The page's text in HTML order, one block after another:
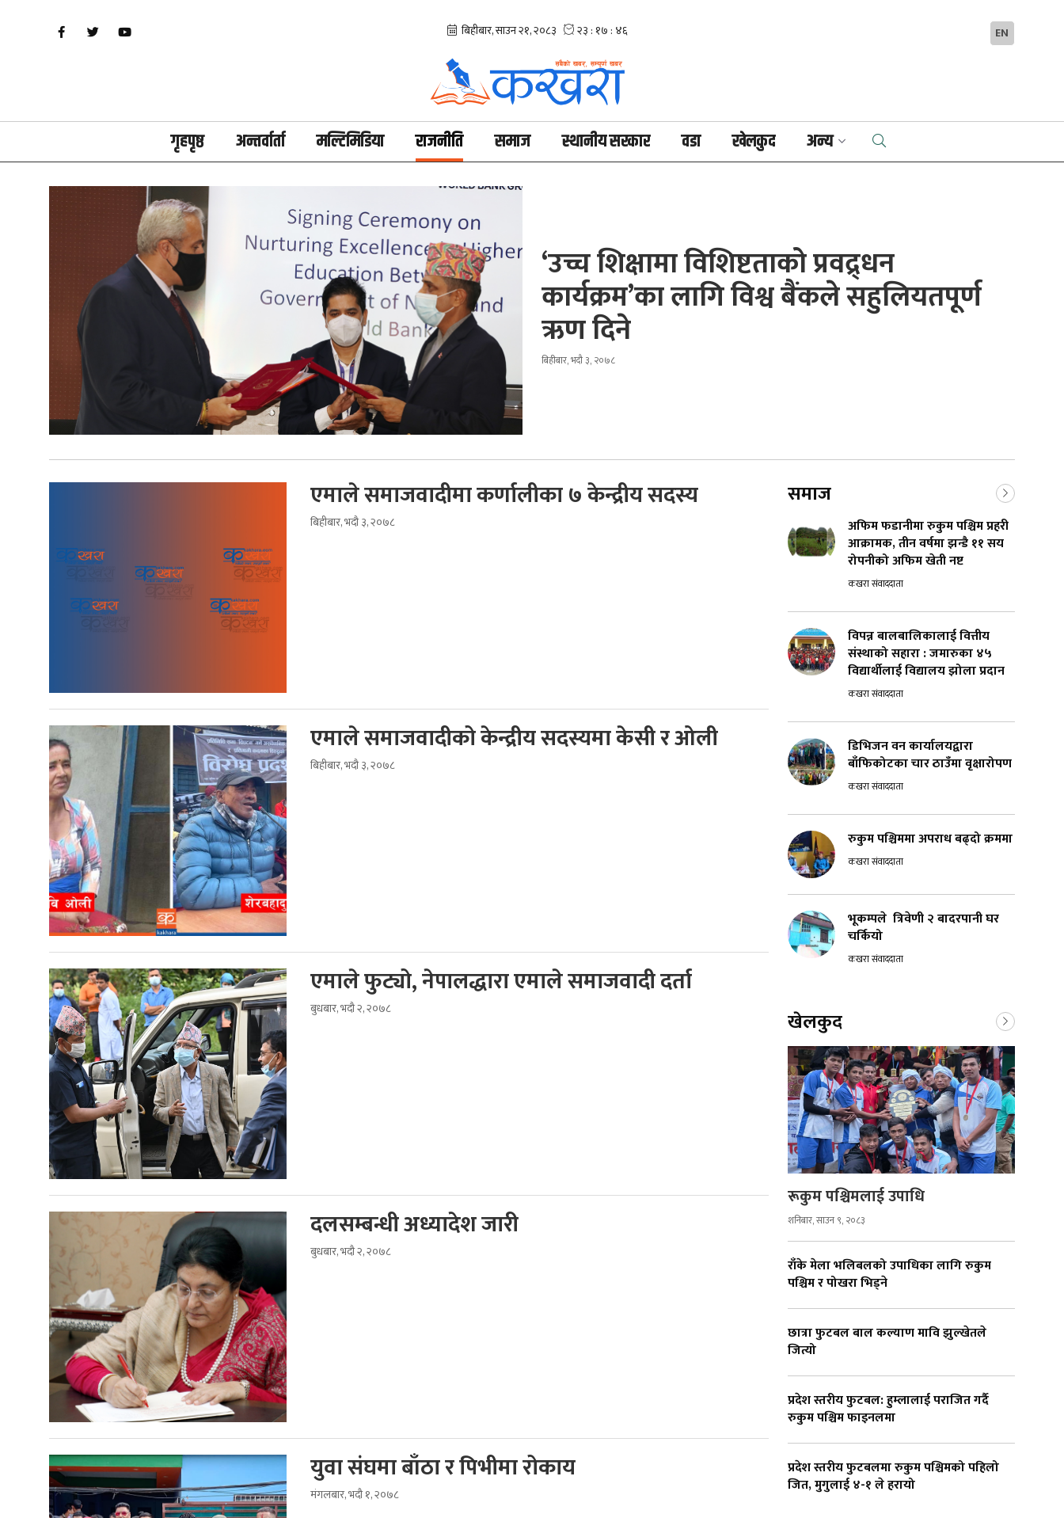
EN
गृहपृष्ठ अन्तर्वार्ता मल्टिमिडिया राजनीति समाज स्थानीय सरकार वडा खेलकुद अन्य
‘उच्च शिक्षामा विशिष्टताको प्रवद्र्धन
कार्यक्रम’का लागि विश्व बैंकले सहुलियतपूर्ण
ऋण दिने
बिहीबार, भदौ ३, २०७८
एमाले समाजवादीमा कर्णालीका ७ केन्द्रीय सदस्य
बिहीबार, भदौ ३, २०७८
एमाले समाजवादीको केन्द्रीय सदस्यमा केसी र ओली
बिहीबार, भदौ ३, २०७८
एमाले फुट्यो, नेपालद्धारा एमाले समाजवादी दर्ता
बुधबार, भदौ २, २०७८
दलसम्बन्धी अध्यादेश जारी
बुधबार, भदौ २, २०७८
युवा संघमा बाँठा र पिभीमा रोकाय
मंगलबार, भदौ १, २०७८
समाज
अफिम फडानीमा रुकुम पश्चिम प्रहरी
आक्रामक, तीन वर्षमा झन्डै ११ सय
रोपनीको अफिम खेती नष्ट
कखरा संवाददाता
विपन्न बालबालिकालाई वित्तीय
संस्थाको सहारा : जमारुका ४५
विद्यार्थीलाई विद्यालय झोला प्रदान
कखरा संवाददाता
डिभिजन वन कार्यालयद्वारा
बाँफिकोटका चार ठाउँमा वृक्षारोपण
कखरा संवाददाता
रुकुम पश्चिममा अपराध बढ्दो क्रममा
कखरा संवाददाता
भूकम्पले त्रिवेणी २ बादरपानी घर
चर्कियो
कखरा संवाददाता
खेलकुद
रूकुम पश्चिमलाई उपाधि
शनिबार, साउन ९, २०८३
राँके मेला भलिबलको उपाधिका लागि रुकुम
पश्चिम र पोखरा भिड्ने
छात्रा फुटबल बाल कल्याण मावि झुल्खेतले
जित्यो
प्रदेश स्तरीय फुटबल: हुम्लालाई पराजित गर्दै
रुकुम पश्चिम फाइनलमा
प्रदेश स्तरीय फुटबलमा रुकुम पश्चिमको पहिलो
जित, मुगुलाई ४-१ ले हरायो